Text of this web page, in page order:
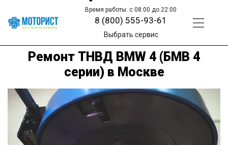
Время работы: с 08:00 до 22:00
8 (800) 555-93-61
Выбрать сервис
Ремонт ТНВД BMW 4 (БМВ 4
серии) в Москве